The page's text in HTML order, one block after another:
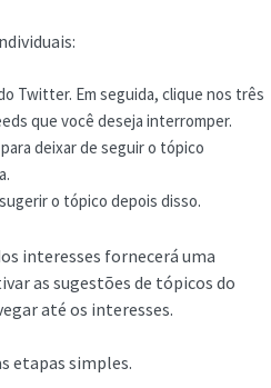
Twitter. Em seguida, clique nos três
que você deseja interromper.
deixar de seguir o tópico
o tópico depois disso.
interesses fornecerá uma
as sugestões de tópicos do
até os interesses.
etapas simples.